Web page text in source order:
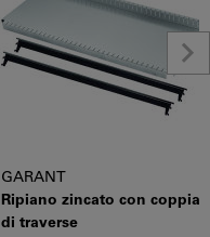
GARANT
Ripiano zincato con coppia
di traverse